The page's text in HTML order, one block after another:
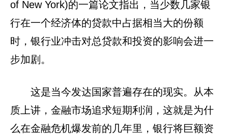
of New York)的一篇论文指出，当少数几家银
行在一个经济体的贷款中占据相当大的份额
时，银行业冲击对总贷款和投资的影响会进一
步加剧。
这是当今发达国家普遍存在的现实。从本
质上讲，金融市场追求短期利润，这就是为什
么在金融危机爆发前的几年里，银行将巨额资